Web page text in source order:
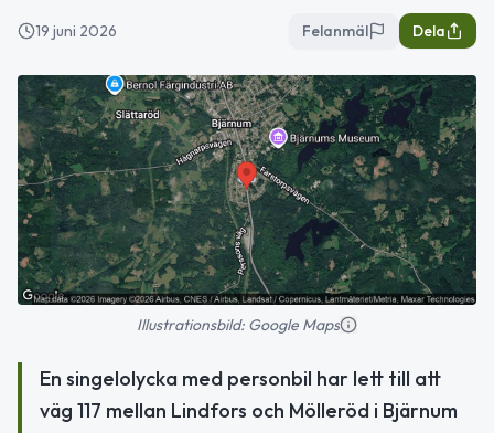
19 juni 2026 Felanmäl Dela
Illustrationsbild: Google Maps
En singelolycka med personbil har lett till att
väg 117 mellan Lindfors och Mölleröd i Bjärnum